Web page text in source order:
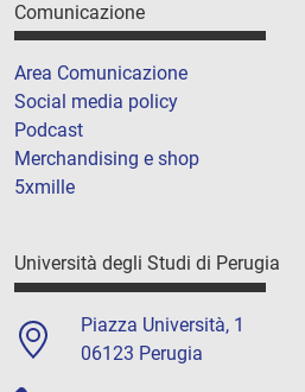
Comunicazione
Area Comunicazione
Social media policy
Podcast
Merchandising e shop
5xmille
Università degli Studi di Perugia
Piazza Università, 1
06123 Perugia